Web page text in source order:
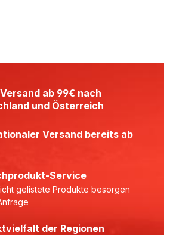
ab 99€ nach
und Österreich
Versand bereits ab
Service
gelistete Produkte besorgen
der Regionen